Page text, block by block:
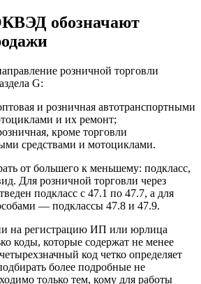
обозначают
розничной торговли
G:
и розничная автотранспортными
и их ремонт;
кроме торговли
средствами и мотоциклами.
от большего к меньшему: подкласс,
Для розничной торговли через
подкласс с 47.1 по 47.7, а для
— подклассы 47.8 и 47.9.
на регистрацию ИП или юрлица
коды, которые содержат не менее
код четко определяет
более подробные не
только тем, кому для работы